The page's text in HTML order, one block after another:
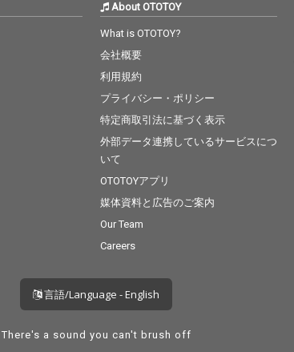
About OTOTOY
What is OTOTOY?
会社概要
利用規約
プライバシー・ポリシー
特定商取引法に基づく表示
外部データ連携しているサービスにつ
いて
OTOTOYアプリ
媒体資料と広告のご案内
Our Team
Careers
言語/Language - English
There's a sound you can't brush off